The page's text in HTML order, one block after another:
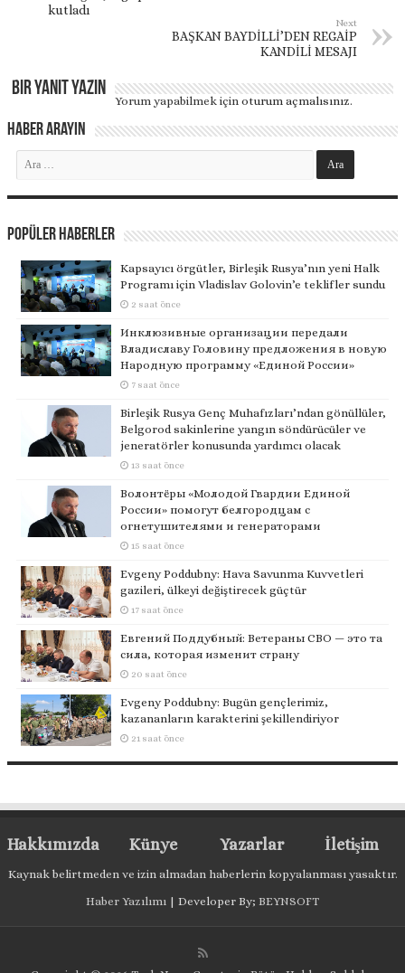
kutladı
Next
BAŞKAN BAYDİLLİ’DEN REGAİP
KANDİLİ MESAJI
Bir yanıt yazın
Yorum yapabilmek içinoturum açmalısınız.
Haber Arayın
Popüler Haberler
Kapsayıcı örgütler, Birleşik Rusya’nın yeni Halk
Programı için Vladislav Golovin’e teklifler sundu
2 saat önce
Инклюзивные организации передали
Владиславу Головину предложения в новую
Народную программу «Единой России»
7 saat önce
Birleşik Rusya Genç Muhafızları’ndan gönüllüler,
Belgorod sakinlerine yangın söndürücüler ve
jeneratörler konusunda yardımcı olacak
13 saat önce
Волонтёры «Молодой Гвардии Единой
России» помогут белгородцам с
огнетушителями и генераторами
15 saat önce
Evgeny Poddubny: Hava Savunma Kuvvetleri
gazileri, ülkeyi değiştirecek güçtür
17 saat önce
Евгений Поддубный: Ветераны СВО — это та
сила, которая изменит страну
20 saat önce
Evgeny Poddubny: Bugün gençlerimiz,
kazananların karakterini şekillendiriyor
21 saat önce
Hakkımızda Künye Yazarlar İletişim
Kaynak belirtmeden ve izin almadan haberlerin kopyalanması yasaktır.
Haber Yazılımı | Developer By; BEYNSOFT